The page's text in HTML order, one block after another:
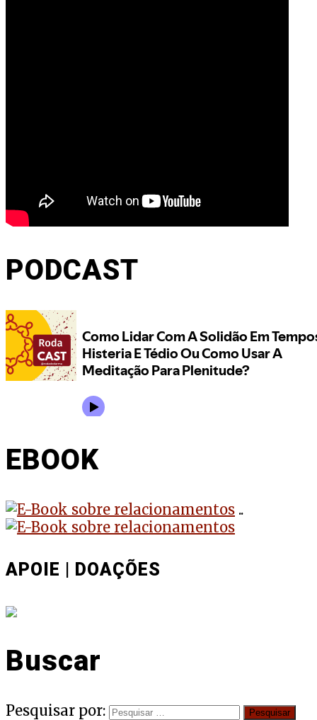
PODCAST
EBOOK
..
APOIE | DOAÇÕES
Buscar
Pesquisar por: